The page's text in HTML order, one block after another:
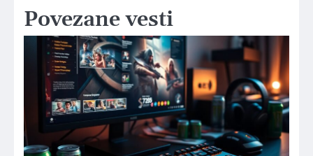
Povezane vesti